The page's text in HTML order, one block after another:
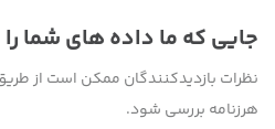
جایی که ما داده های شما
نظرات بازدیدکنندگان ممکن است از
هرزنامه بررسی شود.